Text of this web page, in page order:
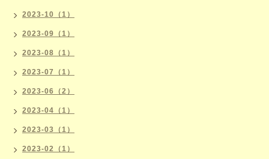
2023-10（1）
2023-09（1）
2023-08（1）
2023-07（1）
2023-06（2）
2023-04（1）
2023-03（1）
2023-02（1）